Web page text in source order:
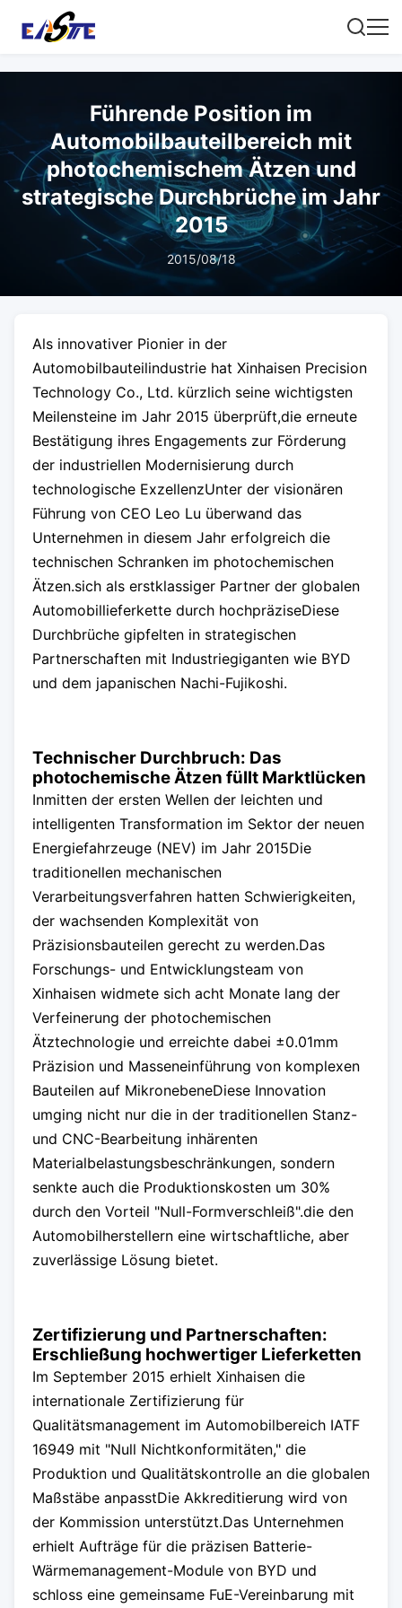
Führende Position im
Automobilbauteilbereich mit
photochemischem Ätzen und
strategische Durchbrüche im Jahr
2015
2015/08/18
Als innovativer Pionier in der
Automobilbauteilindustrie hat Xinhaisen Precision
Technology Co., Ltd. kürzlich seine wichtigsten
Meilensteine im Jahr 2015 überprüft,die erneute
Bestätigung ihres Engagements zur Förderung
der industriellen Modernisierung durch
technologische ExzellenzUnter der visionären
Führung von CEO Leo Lu überwand das
Unternehmen in diesem Jahr erfolgreich die
technischen Schranken im photochemischen
Ätzen.sich als erstklassiger Partner der globalen
Automobillieferkette durch hochpräziseDiese
Durchbrüche gipfelten in strategischen
Partnerschaften mit Industriegiganten wie BYD
und dem japanischen Nachi-Fujikoshi.
Technischer Durchbruch: Das
photochemische Ätzen füllt Marktlücken
Inmitten der ersten Wellen der leichten und
intelligenten Transformation im Sektor der neuen
Energiefahrzeuge (NEV) im Jahr 2015Die
traditionellen mechanischen
Verarbeitungsverfahren hatten Schwierigkeiten,
der wachsenden Komplexität von
Präzisionsbauteilen gerecht zu werden.Das
Forschungs- und Entwicklungsteam von
Xinhaisen widmete sich acht Monate lang der
Verfeinerung der photochemischen
Ätztechnologie und erreichte dabei ±0.01mm
Präzision und Masseneinführung von komplexen
Bauteilen auf MikronebeneDiese Innovation
umging nicht nur die in der traditionellen Stanz-
und CNC-Bearbeitung inhärenten
Materialbelastungsbeschränkungen, sondern
senkte auch die Produktionskosten um 30%
durch den Vorteil "Null-Formverschleiß".die den
Automobilherstellern eine wirtschaftliche, aber
zuverlässige Lösung bietet.
Zertifizierung und Partnerschaften:
Erschließung hochwertiger Lieferketten
Im September 2015 erhielt Xinhaisen die
internationale Zertifizierung für
Qualitätsmanagement im Automobilbereich IATF
16949 mit "Null Nichtkonformitäten," die
Produktion und Qualitätskontrolle an die globalen
Maßstäbe anpasstDie Akkreditierung wird von
der Kommission unterstützt.Das Unternehmen
erhielt Aufträge für die präzisen Batterie-
Wärmemanagement-Module von BYD und
schloss eine gemeinsame FuE-Vereinbarung mit